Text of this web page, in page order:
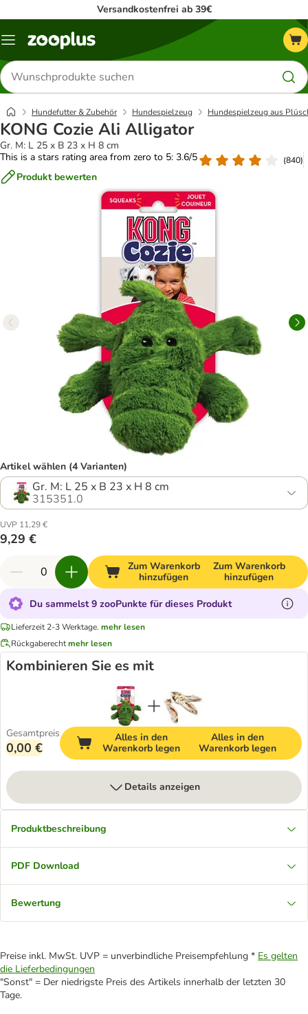
Versandkostenfrei ab 39€
Menü
Produkte
suchen
Hundefutter & Zubehör Hundespielzeug Hundespielzeug aus
KONG Cozie Ali Alligator
Gr. M: L 25 x B 23 x H 8 cm
This is a stars rating area from zero to 5: 3.6/5
(840)
Produkt bewerten
Artikel wählen (4 Varianten)
Gr. M: L 25 x B 23 x H 8 cm
315351.0
UVP 11,29 €
9,29 €
Zum Warenkorb
hinzufügen
Zum Warenkorb
hinzufügen
Du sammelst 9 zooPunkte für dieses Produkt
Lieferzeit 2-3 Werktage. mehr lesen
Rückgaberechtmehr lesen
Kombinieren Sie es mit
Gesamtpreis
0,00 €
Alles in den
Warenkorb legen
Alles in den
Warenkorb legen
Details anzeigen
Produktbeschreibung
PDF Download
Bewertung
Preise inkl. MwSt. UVP = unverbindliche Preisempfehlung * Es gelten
die Lieferbedingungen
"Sonst" = Der niedrigste Preis des Artikels innerhalb der letzten 30
Tage.